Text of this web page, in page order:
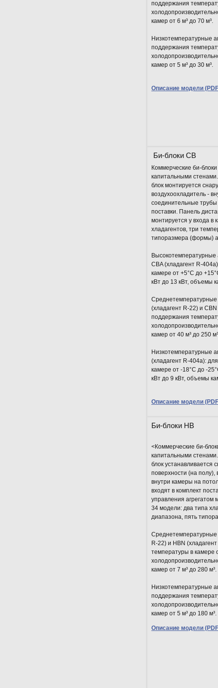
поддержания
камер от 6 м³ до 70 м³.
Низкотемпературные
поддержания
камер от 5 м³ до 30 м³.
Описание модели
Би-блоки CB
Коммерческие би-
капитальными
блок монтируется
воздухоохладитель -
соединительные трубы
поставки. Панель
монтируется у входа в
хладагентов, три
типоразмера (формы)
Высокотемпературные
CBA (хладагент R-
камере от +5°С до
кВт до 13 кВт, объемы
Среднетемпературные
(хладагент R-22) и
поддержания
камер от 40 м³ до 250
Низкотемпературные
(хладагент R-404a):
камере от -18°С до -
кВт до 9 кВт, объемы
Описание модели
Би-блоки HB
<Коммерческие би-
капитальными
блок устанавливается
поверхности (на полу),
внутри камеры на
входят в комплект
управления агрегатом
34 модели: два типа
диапазона, пять
Среднетемпературные
R-22) и HBN
температуры в камере
камер от 7 м³ до 280 м³.
Низкотемпературные
поддержания
камер от 5 м³ до 180 м³.
Описание модели